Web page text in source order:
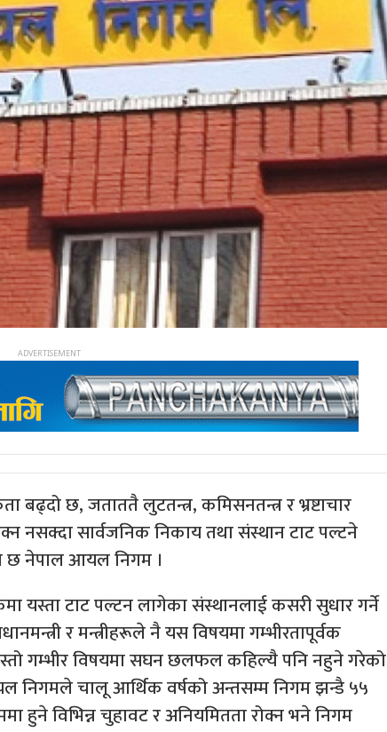
छ, जताततै लुटतन्त्र, कमिसनतन्त्र र भ्रष्टाचार
नसक्दा सार्वजनिक निकाय तथा संस्थान टाट पल्टने
छ नेपाल आयल निगम ।
टाट पल्टन लागेका संस्थानलाई कसरी सुधार गर्ने
र मन्त्रीहरूले नै यस विषयमा गम्भीरतापूर्वक
गम्भीर विषयमा सघन छलफल कहिल्यै पनि नहुने गरेको
निगमले चालू आर्थिक वर्षको अन्तसम्म निगम झन्डै ५५
हुने विभिन्न चुहावट र अनियमितता रोक्न भने निगम